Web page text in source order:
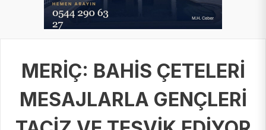
MERİÇ: BAHİS ÇETELERİ
MESAJLARLA GENÇLERİ